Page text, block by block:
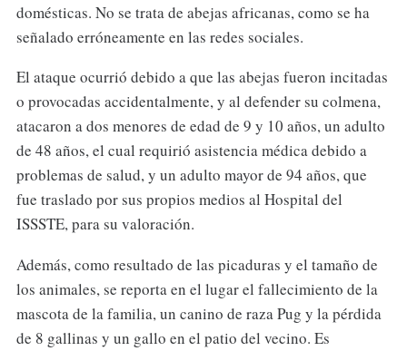
domésticas. No se trata de abejas africanas, como se ha
señalado erróneamente en las redes sociales.
El ataque ocurrió debido a que las abejas fueron incitadas
o provocadas accidentalmente, y al defender su colmena,
atacaron a dos menores de edad de 9 y 10 años, un adulto
de 48 años, el cual requirió asistencia médica debido a
problemas de salud, y un adulto mayor de 94 años, que
fue traslado por sus propios medios al Hospital del
ISSSTE, para su valoración.
Además, como resultado de las picaduras y el tamaño de
los animales, se reporta en el lugar el fallecimiento de la
mascota de la familia, un canino de raza Pug y la pérdida
de 8 gallinas y un gallo en el patio del vecino. Es